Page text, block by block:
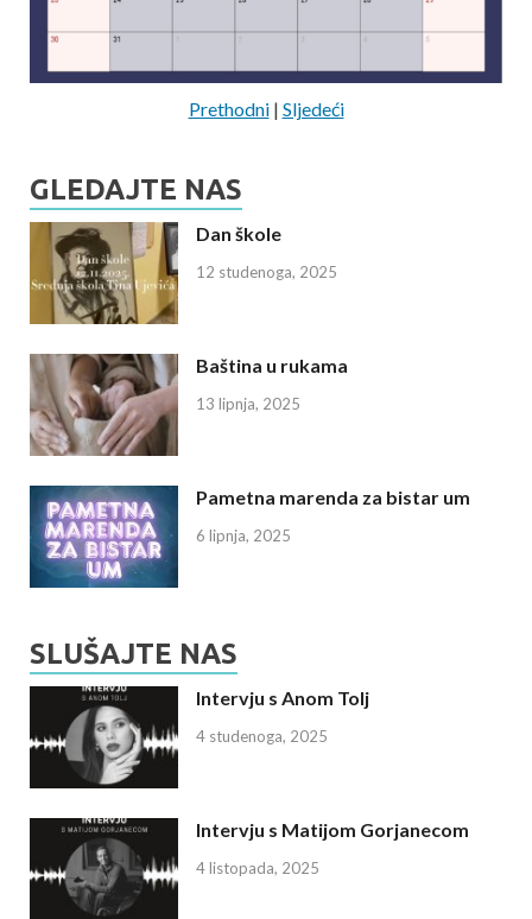
Prethodni| Sljedeći
GLEDAJTE NAS
Dan škole
12 studenoga, 2025
Baština u rukama
13 lipnja, 2025
Pametna marenda za bistar um
6 lipnja, 2025
SLUŠAJTE NAS
Intervju s Anom Tolj
4 studenoga, 2025
Intervju s Matijom Gorjanecom
4 listopada, 2025